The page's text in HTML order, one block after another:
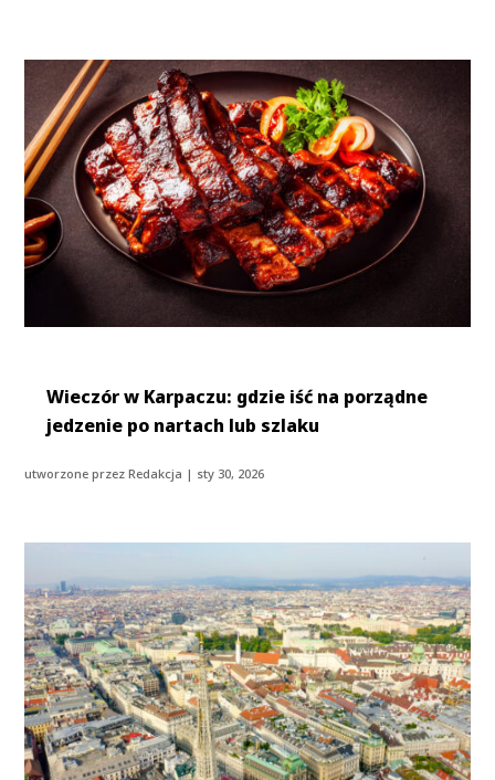
Wieczór w Karpaczu: gdzie iść na porządne
jedzenie po nartach lub szlaku
utworzone przezRedakcja | sty 30, 2026